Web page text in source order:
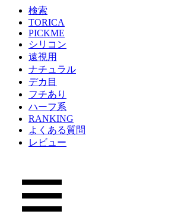
検索
TORICA
PICKME
シリコン
遠視用
ナチュラル
デカ目
フチあり
ハーフ系
RANKING
よくある質問
レビュー